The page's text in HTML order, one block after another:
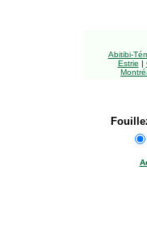
Abitibi-
Estrie |